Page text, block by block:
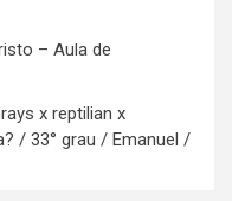
– Aula de
x reptilian x
/ 33° grau / Emanuel /